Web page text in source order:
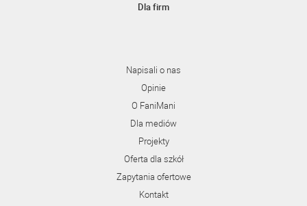
Dla firm
Napisali o nas
Opinie
O FaniMani
Dla mediów
Projekty
Oferta dla szkół
Zapytania ofertowe
Kontakt